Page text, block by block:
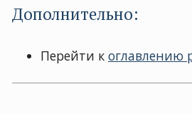
Дополнительно:
Перейти к оглавлению